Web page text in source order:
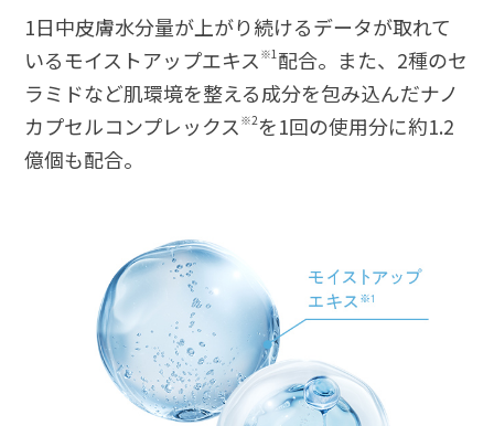
1日中皮膚水分量が上がり続けるデータが取れて
いるモイストアップエキス ※1配合。また、2種のセ
ラミドなど肌環境を整える成分を包み込んだナノ
カプセルコンプレックス ※2を1回の使用分に約1.2
億個も配合。